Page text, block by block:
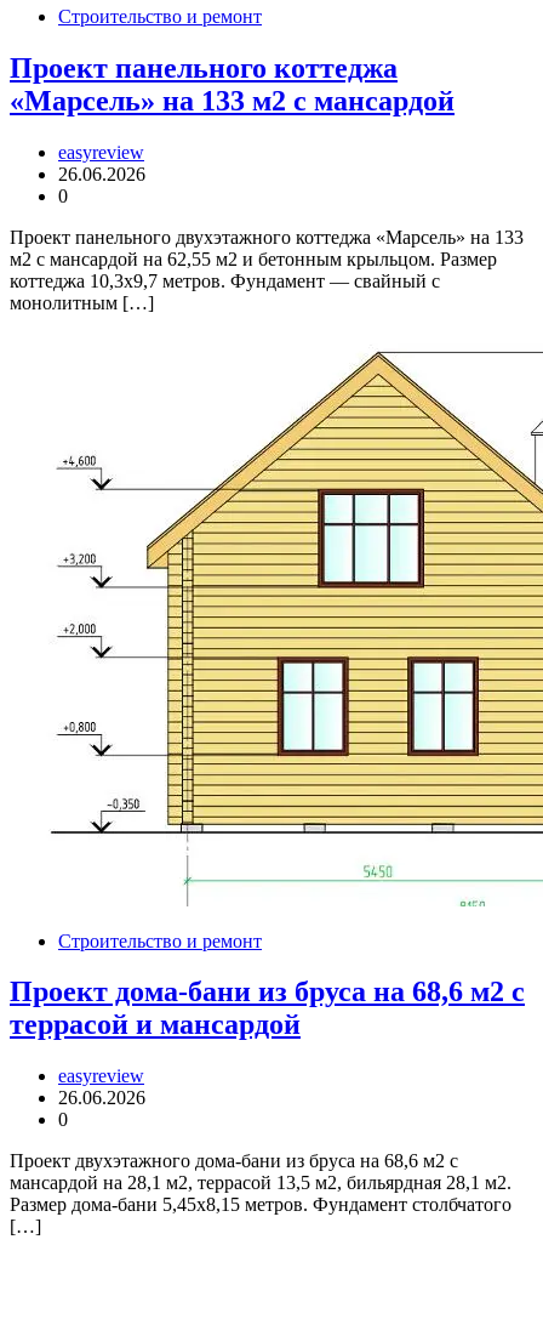
Строительство и ремонт
Проект панельного коттеджа
«Марсель» на 133 м2 с мансардой
easyreview
26.06.2026
0
Проект панельного двухэтажного коттеджа «Марсель» на 133
м2 с мансардой на 62,55 м2 и бетонным крыльцом. Размер
коттеджа 10,3х9,7 метров. Фундамент — свайный с
монолитным […]
Строительство и ремонт
Проект дома-бани из бруса на 68,6 м2 с
террасой и мансардой
easyreview
26.06.2026
0
Проект двухэтажного дома-бани из бруса на 68,6 м2 с
мансардой на 28,1 м2, террасой 13,5 м2, бильярдная 28,1 м2.
Размер дома-бани 5,45х8,15 метров. Фундамент столбчатого
[…]